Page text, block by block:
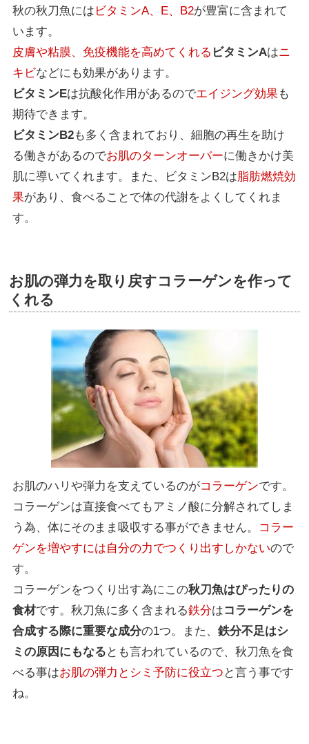
秋の秋刀魚には ビタミンA、E、B2が豊富に含まれて
います。
皮膚や粘膜、免疫機能を高めてくれる ビタミンAはニ
キビなどにも効果があります。
ビタミンEは抗酸化作用があるのでエイジング効果 も
期待できます。
ビタミンB2も多く含まれており、細胞の再生を助け
る働きがあるのでお肌のターンオーバーに働きかけ美
肌に導いてくれます。また、ビタミンB2は脂肪燃焼効
果があり、食べることで体の代謝をよくしてくれま
す。
お肌の弾力を取り戻すコラーゲンを作って
くれる
お肌のハリや弾力を支えているのがコラーゲンです。
コラーゲンは直接食べてもアミノ酸に分解されてしま
う為、体にそのまま吸収する事ができません。 コラー
ゲンを増やすには自分の力でつくり出すしかないので
す。
コラーゲンをつくり出す為にこの秋刀魚はぴったりの
食材です。秋刀魚に多く含まれる鉄分はコラーゲンを
合成する際に重要な成分の1つ。また、鉄分不足はシ
ミの原因にもなる とも言われているので、秋刀魚を食
べる事はお肌の弾力とシミ予防に役立つ と言う事です
ね。